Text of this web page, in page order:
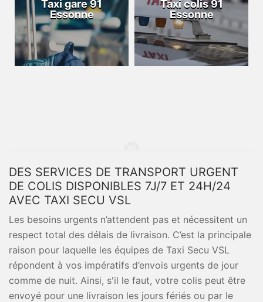
Taxi gare 91
Essonne
Taxi colis 91
Essonne
DES SERVICES DE TRANSPORT URGENT
DE COLIS DISPONIBLES 7J/7 ET 24H/24
AVEC TAXI SECU VSL
Les besoins urgents n’attendent pas et nécessitent un
respect total des délais de livraison. C’est la principale
raison pour laquelle les équipes de Taxi Secu VSL
répondent à vos impératifs d’envois urgents de jour
comme de nuit. Ainsi, s'il le faut, votre colis peut être
envoyé pour une livraison les jours fériés ou par le